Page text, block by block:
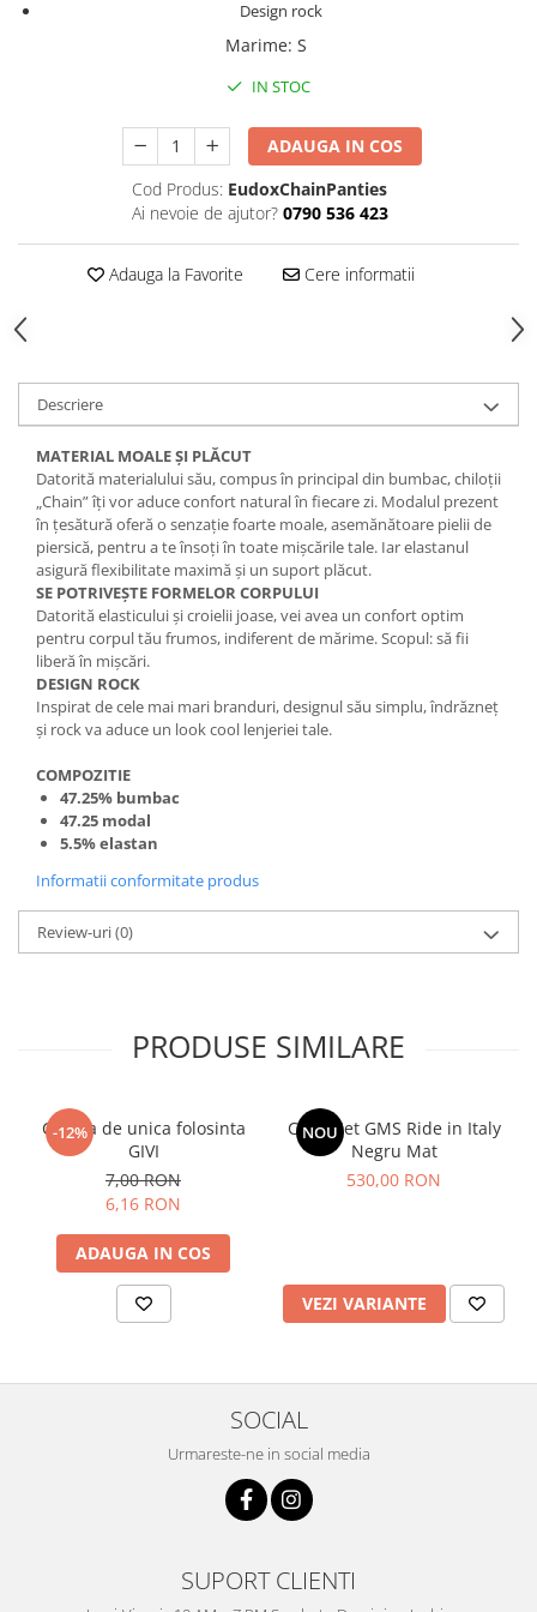
Design rock
Marime: S
IN STOC
ADAUGA IN COS
Cod Produs: EudoxChainPanties
Ai nevoie de ajutor? 0790 536 423
Adauga la Favorite Cere informatii
Descriere
MATERIAL MOALE ȘI PLĂCUT
Datorită materialului său, compus în principal din bumbac, chiloții
„Chain” îți vor aduce confort natural în fiecare zi. Modalul prezent
în țesătură oferă o senzație foarte moale, asemănătoare pielii de
piersică, pentru a te însoți în toate mișcările tale. Iar elastanul
asigură flexibilitate maximă și un suport plăcut.
SE POTRIVEȘTE FORMELOR CORPULUI
Datorită elasticului și croielii joase, vei avea un confort optim
pentru corpul tău frumos, indiferent de mărime. Scopul: să fii
liberă în mișcări.
DESIGN ROCK
Inspirat de cele mai mari branduri, designul său simplu, îndrăzneț
și rock va aduce un look cool lenjeriei tale.
COMPOZITIE
47.25% bumbac
47.25 modal
5.5%elastan
Informatii conformitate produs
Review-uri(0)
PRODUSE SIMILARE
-12%
Cagula de unica folosinta
GIVI
7,00 RON
6,16 RON
ADAUGA IN COS
NOU
Casca Jet GMS Ride in Italy
Negru Mat
530,00 RON
VEZI VARIANTE
SOCIAL
Urmareste-ne in social media
SUPORT CLIENTI